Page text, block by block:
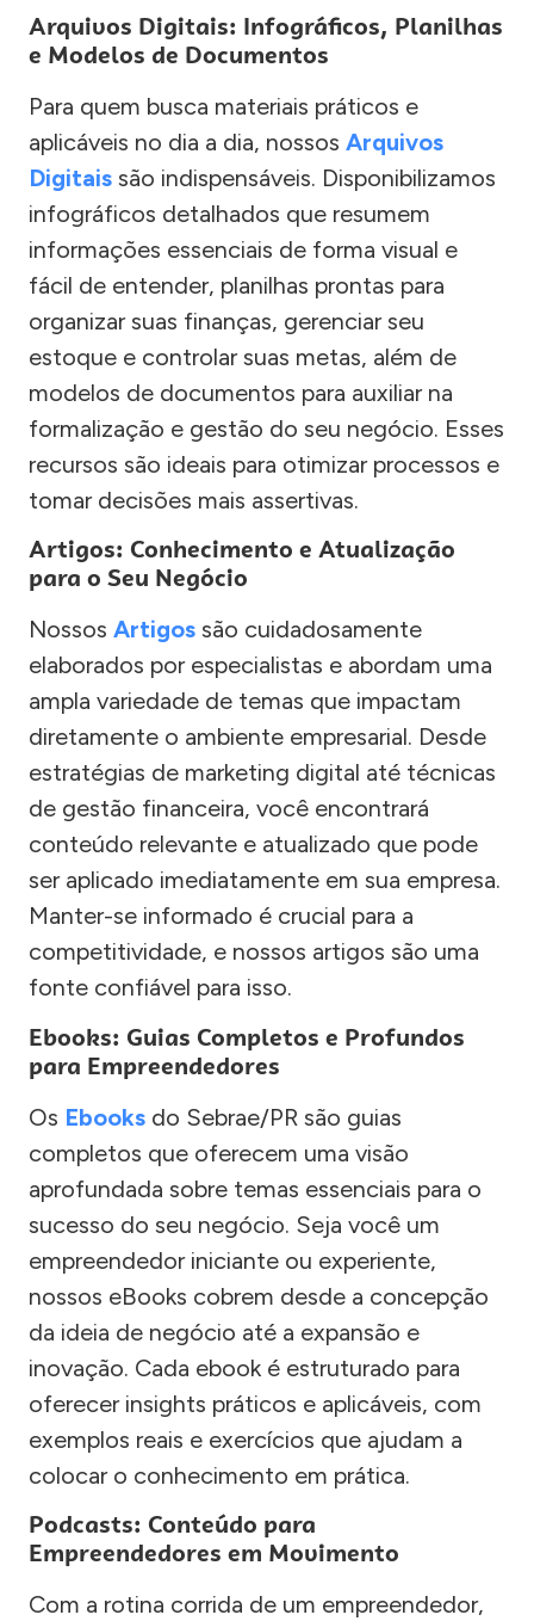
Arquivos Digitais: Infográficos, Planilhas
e Modelos de Documentos
Para quem busca materiais práticos e
aplicáveis no dia a dia, nossos Arquivos
Digitais são indispensáveis. Disponibilizamos
infográficos detalhados que resumem
informações essenciais de forma visual e
fácil de entender, planilhas prontas para
organizar suas finanças, gerenciar seu
estoque e controlar suas metas, além de
modelos de documentos para auxiliar na
formalização e gestão do seu negócio. Esses
recursos são ideais para otimizar processos e
tomar decisões mais assertivas.
Artigos: Conhecimento e Atualização
para o Seu Negócio
Nossos Artigos são cuidadosamente
elaborados por especialistas e abordam uma
ampla variedade de temas que impactam
diretamente o ambiente empresarial. Desde
estratégias de marketing digital até técnicas
de gestão financeira, você encontrará
conteúdo relevante e atualizado que pode
ser aplicado imediatamente em sua empresa.
Manter-se informado é crucial para a
competitividade, e nossos artigos são uma
fonte confiável para isso.
Ebooks: Guias Completos e Profundos
para Empreendedores
Os Ebooks do Sebrae/PR são guias
completos que oferecem uma visão
aprofundada sobre temas essenciais para o
sucesso do seu negócio. Seja você um
empreendedor iniciante ou experiente,
nossos eBooks cobrem desde a concepção
da ideia de negócio até a expansão e
inovação. Cada ebook é estruturado para
oferecer insights práticos e aplicáveis, com
exemplos reais e exercícios que ajudam a
colocar o conhecimento em prática.
Podcasts: Conteúdo para
Empreendedores em Movimento
Com a rotina corrida de um empreendedor,